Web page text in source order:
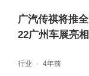
心优势，且
动、增程式混
广汽传祺将推
22广州车展亮相
行业 4年前